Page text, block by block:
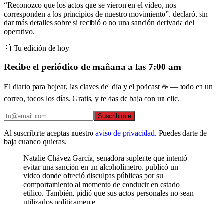
“Reconozco que los actos que se vieron en el video, nos
corresponden a los principios de nuestro movimiento”, declaró, sin
dar más detalles sobre si recibió o no una sanción derivada del
operativo.
📰 Tu edición de hoy
Recibe el periódico de mañana a las 7:00 am
El diario para hojear, las claves del día y el podcast ☕ — todo en un
correo, todos los días. Gratis, y te das de baja con un clic.
Suscribirme
Al suscribirte aceptas nuestro aviso de privacidad. Puedes darte de
baja cuando quieras.
Natalie Chávez García, senadora suplente que intentó
evitar una sanción en un alcoholímetro, publicó un
video donde ofreció disculpas públicas por su
comportamiento al momento de conducir en estado
etílico. También, pidió que sus actos personales no sean
utilizados políticamente…